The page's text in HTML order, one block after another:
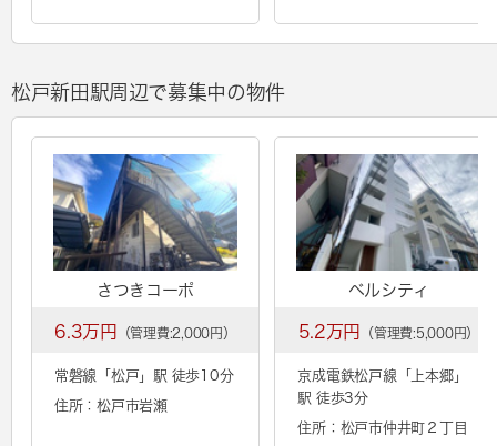
松戸新田駅周辺で募集中の物件
さつきコーポ
6.3万円 （管理費:2,000円）
常磐線「 松戸 」駅 徒歩10分
住所：松戸市岩瀬
ベルシティ
5.2万円 （管理費:5,000円）
京成電鉄松戸線「 上本郷」
駅 徒歩3分
住所：松戸市仲井町２丁目